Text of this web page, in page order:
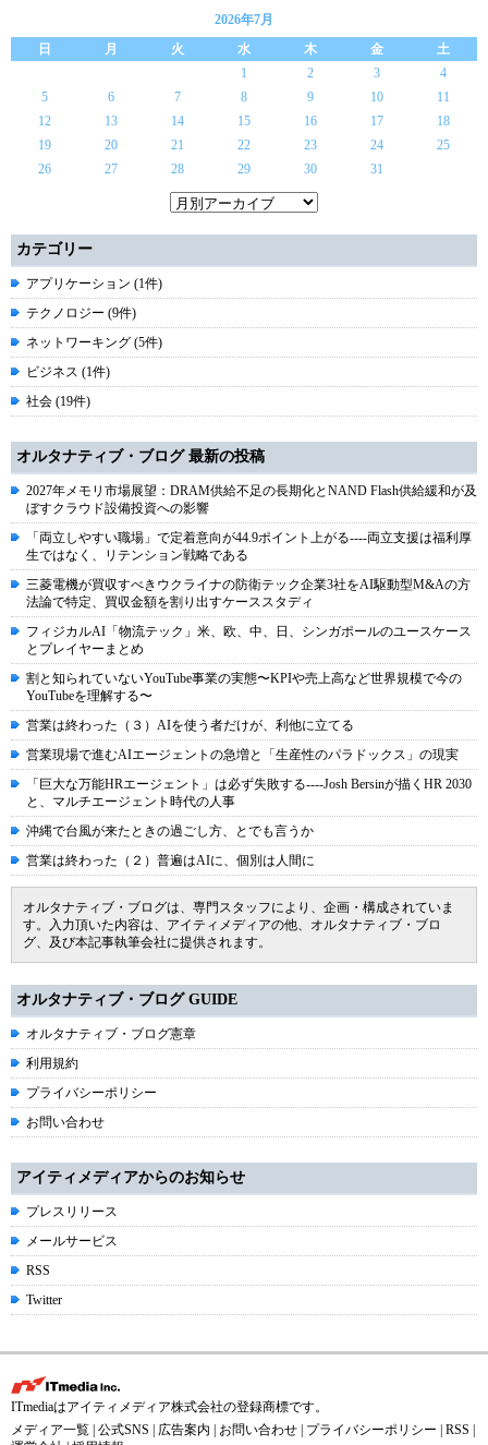
2026年7月
日
月 火 水 木 金
土
1
2 3
4
5
6 7 8 9 10
11
12
13 14 15 16 17
18
19
20 21 22 23 24
25
26
27 28 29 30 31
カテゴリー
アプリケーション (1件)
テクノロジー (9件)
ネットワーキング (5件)
ビジネス (1件)
社会 (19件)
オルタナティブ・ブログ 最新の投稿
2027年メモリ市場展望：DRAM供給不足の長期化とNAND Flash供給緩和が及
ぼすクラウド設備投資への影響
「両立しやすい職場」で定着意向が44.9ポイント上がる----両立支援は福利厚
生ではなく、リテンション戦略である
三菱電機が買収すべきウクライナの防衛テック企業3社をAI駆動型M&Aの方
法論で特定、買収金額を割り出すケーススタディ
フィジカルAI「物流テック」米、欧、中、日、シンガポールのユースケース
とプレイヤーまとめ
割と知られていないYouTube事業の実態〜KPIや売上高など世界規模で今の
YouTubeを理解する〜
営業は終わった（３）AIを使う者だけが、利他に立てる
営業現場で進むAIエージェントの急増と「生産性のパラドックス」の現実
「巨大な万能HRエージェント」は必ず失敗する----Josh Bersinが描くHR 2030
と、マルチエージェント時代の人事
沖縄で台風が来たときの過ごし方、とでも言うか
営業は終わった（２）普遍はAIに、個別は人間に
オルタナティブ・ブログは、専門スタッフにより、企画・構成されていま
す。入力頂いた内容は、アイティメディアの他、オルタナティブ・ブロ
グ、及び本記事執筆会社に提供されます。
オルタナティブ・ブログ GUIDE
オルタナティブ・ブログ憲章
利用規約
プライバシーポリシー
お問い合わせ
アイティメディアからのお知らせ
プレスリリース
メールサービス
RSS
Twitter
ITmediaはアイティメディア株式会社の登録商標です。
メディア一覧 公式SNS 広告案内 お問い合わせ プライバシーポリシー RSS